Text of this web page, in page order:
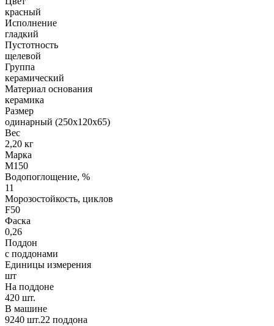
красный
Исполнение
гладкий
Пустотность
щелевой
Группа
керамический
Материал основания
керамика
Размер
одинарный (250х120х65)
Вес
2,20 кг
Марка
М150
Водопоглощение, %
11
Морозостойкость, циклов
F50
Фаска
0,26
Поддон
с поддонами
Единицы измерения
шт
На поддоне
420 шт.
В машине
9240 шт.22 поддона